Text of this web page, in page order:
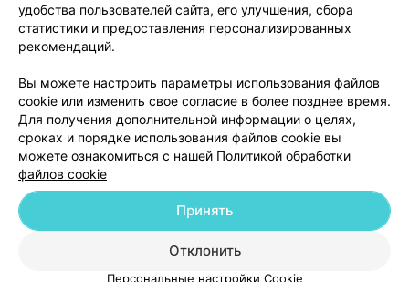
Вакансии
Партнеры
Написать руководителю 103.by
Персональные настройки cookie
Обработка персональных данных
удобства пользователей сайта, его улучшения, сбора
статистики и предоставления персонализированных
рекомендаций.
Вы можете настроить параметры использования файлов
cookie или изменить свое согласие в более позднее время.
Для получения дополнительной информации о целях,
сроках и порядке использования файлов cookie вы
можете ознакомиться с нашей Политикой обработки
файлов cookie
Отклонить
Принять
Персональные настройки Cookie